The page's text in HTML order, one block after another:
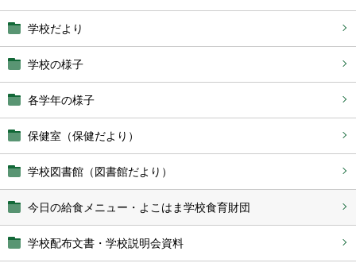
学校だより
学校の様子
各学年の様子
保健室（保健だより）
学校図書館（図書館だより）
今日の給食メニュー・よこはま学校食育財団
学校配布文書・学校説明会資料